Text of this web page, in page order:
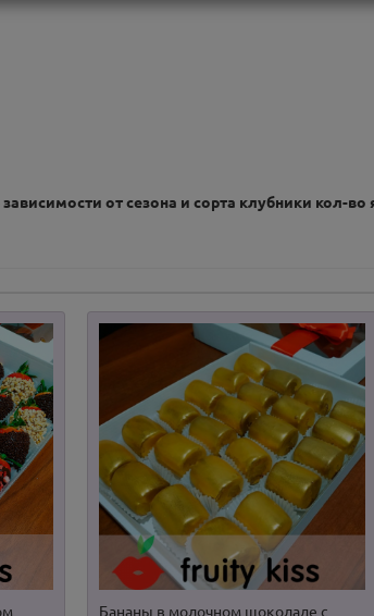
от сезона и сорта клубники кол-
Бананы в молочном шоколаде с